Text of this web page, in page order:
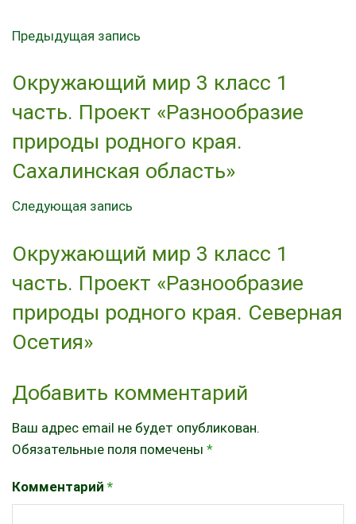
Предыдущая запись
Окружающий мир 3 класс 1
часть. Проект «Разнообразие
природы родного края.
Сахалинская область»
Следующая запись
Окружающий мир 3 класс 1
часть. Проект «Разнообразие
природы родного края. Северная
Осетия»
Добавить комментарий
Ваш адрес email не будет опубликован.
Обязательные поля помечены *
Комментарий *